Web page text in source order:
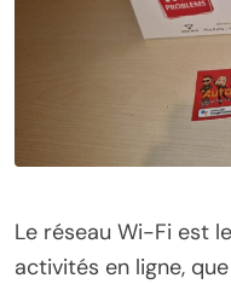
Le réseau Wi-Fi est
activités en ligne,